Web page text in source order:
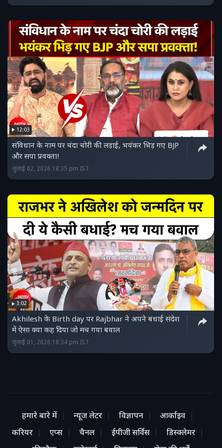
12:03
संविधान के नाम पर चंदा चोरी की लड़ाई, भयंकर भिड़ गए BJP
और सपा प्रवक्ता!
जुलाई 02, 2026 18:35 pm IST
3:02
Akhilesh के Birth day पर Rajbhar ने अपने बधाई संदेश
में ऐसा क्या कह दिया जो मच गया बवाल
जुलाई 01, 2026 18:34 pm IST
हमारे बारे में न्यूज लेटर विज्ञापन
आर्काइव
करियर
एप्स चैनल ईपीजी सर्विस
डिस्क्लेमर